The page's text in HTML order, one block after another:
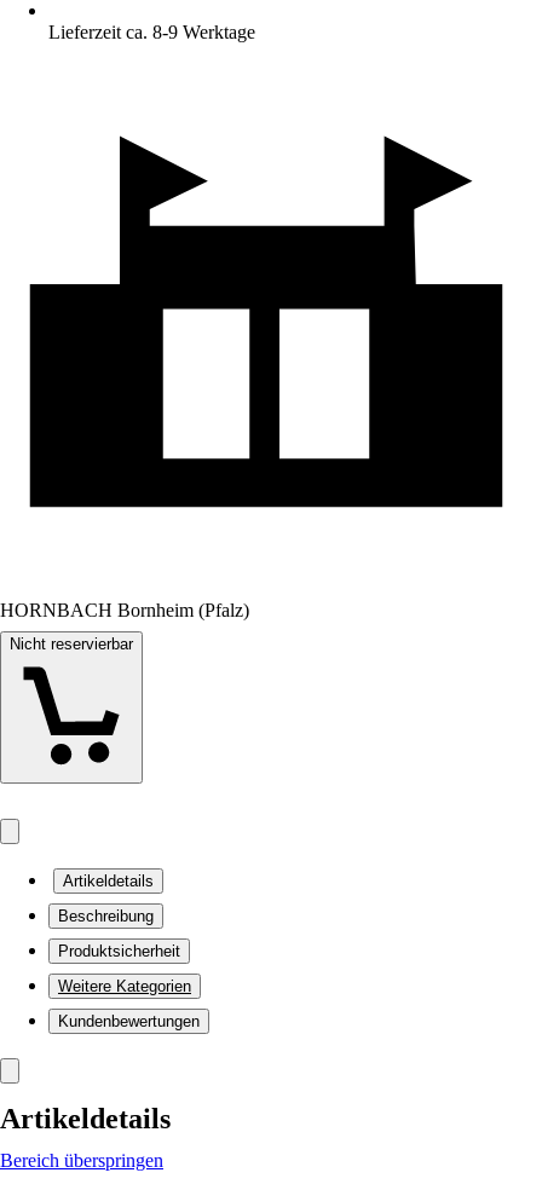
Lieferzeit ca. 8-9 Werktage
HORNBACH Bornheim (Pfalz)
Nicht reservierbar
Artikeldetails
Beschreibung
Produktsicherheit
Weitere Kategorien
Kundenbewertungen
Artikeldetails
Bereich überspringen